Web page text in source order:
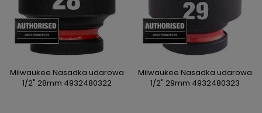
Milwaukee Nasadka udarowa
1/2" 28mm 4932480322
Milwaukee Nasadka udarowa
1/2" 29mm 4932480323